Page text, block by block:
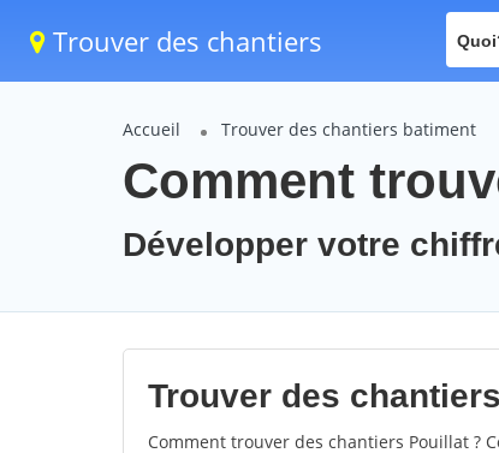
Trouver des chantiers
Accueil Trouver des chantiers batiment
Comment
Développer votre
Trouver des
Comment trouver des chantiers Pouillat ?